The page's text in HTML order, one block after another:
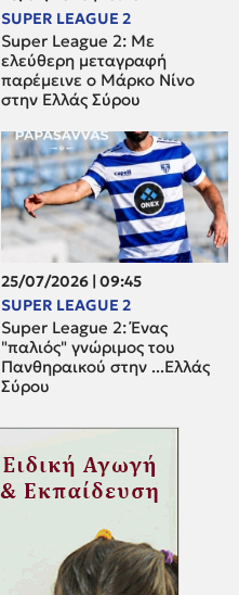
SUPER LEAGUE 2
Super League 2: Mε
ελεύθερη μεταγραφή
παρέμεινε ο Μάρκο Νίνο
στην Ελλάς Σύρου
25/07/2026 | 09:45
SUPER LEAGUE 2
Super League 2: Ένας
"παλιός" γνώριμος του
Πανθηραικού στην ...Ελλάς
Σύρου